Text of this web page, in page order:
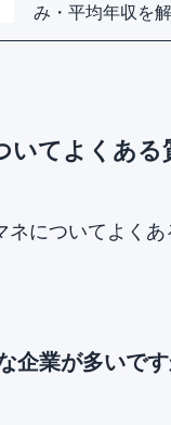
み・平均年収を
いてよくある
ネについてよく
企業が多いです